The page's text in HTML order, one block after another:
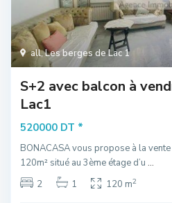
all,Les berges de Lac 1
S+2 avec balcon à
Lac1
520000 DT *
BONACASA vous propose à la
120m² situé au 3ème étage d’u ...
2
1 120 m2